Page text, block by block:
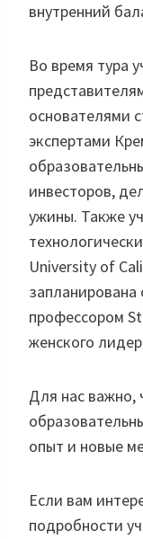
внутренний
Во время тура
основателями
экспертами
инвесторов,
ужины. Также
University of
запланирована
профессором
женского
Для нас важно,
опыт и новые
Если вам
подробности